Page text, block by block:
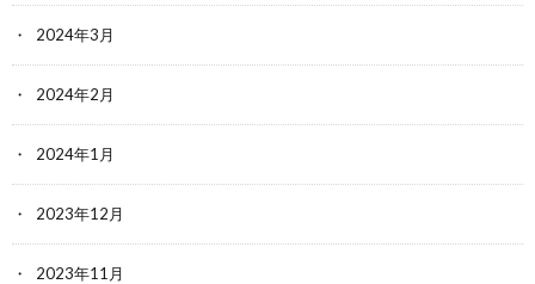
2024年3月
2024年2月
2024年1月
2023年12月
2023年11月